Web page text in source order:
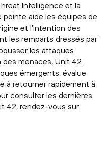
Intelligence et la
aide les équipes de
et l’intention des
les remparts dressés par
les attaques
des menaces, Unit 42
émergents, évalue
à retourner rapidement à
consulter les dernières
42, rendez-vous sur